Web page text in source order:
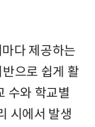
다 제공하는
으로 쉽게 활
수와 학교별
시에서 발생